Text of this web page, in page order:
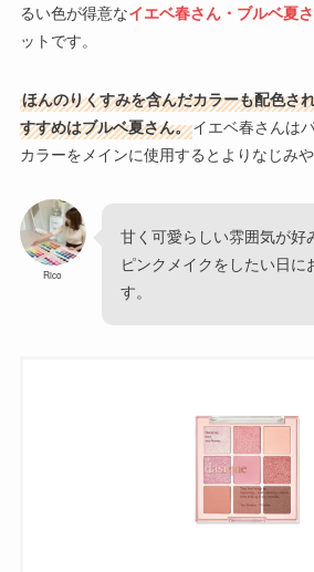
るい色が得意なイエベ春さん・ブルベ夏
ットです。
ほんのりくすみを含んだカラーも配色さ
すすめはブルベ夏さん。イエベ春さんは
カラーをメインに使用するとよりなじみや
Rico
甘く可愛らしい雰囲気が好
ピンクメイクをしたい日に
す。